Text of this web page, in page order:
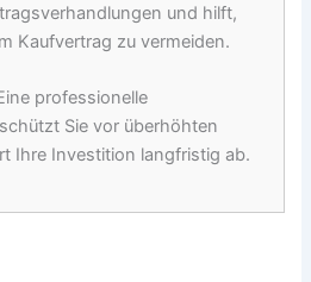
und hilft,
Kaufvertrag zu vermeiden.
professionelle
Sie vor überhöhten
Ihre Investition langfristig ab.